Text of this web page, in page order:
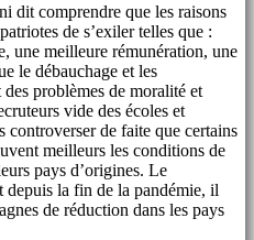
dit comprendre que les raisons
de s’exiler telles que :
une meilleure rémunération, une
le débauchage et les
problèmes de moralité et
vide des écoles et
de faite que certains
meilleurs les conditions de
pays d’origines. Le
depuis la fin de la pandémie, il
de réduction dans les pays